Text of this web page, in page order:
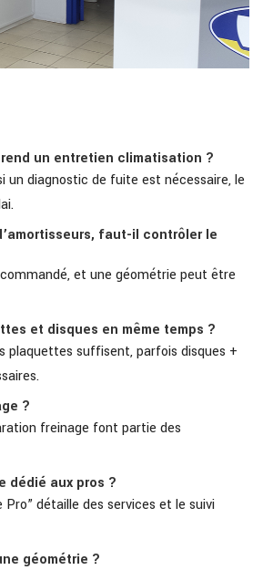
un entretien climatisation ?
un diagnostic de fuite est nécessaire, le
faut-il contrôler le
et une géométrie peut être
et disques en même temps ?
plaquettes suffisent, parfois disques +
?
freinage font partie des
dédié aux pros ?
Pro” détaille des services et le suivi
géométrie ?